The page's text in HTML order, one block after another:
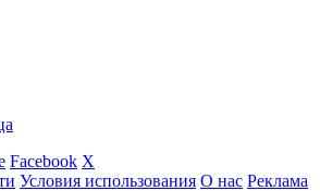
Facebook X
Условия использования О нас Реклама